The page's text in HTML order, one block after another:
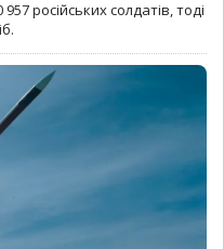
російських солдатів, тоді